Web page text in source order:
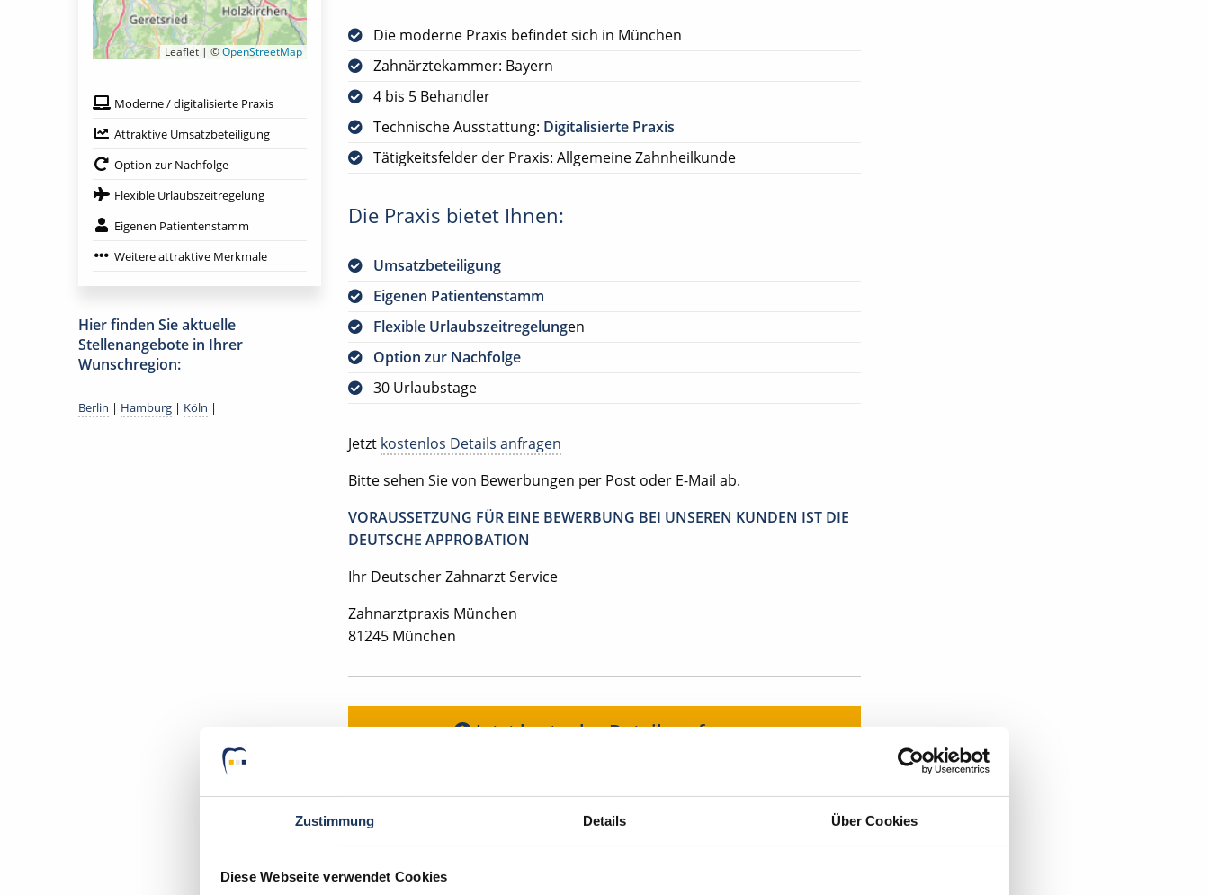
Zustimmung Details Über Cookies
Diese Webseite verwendet Cookies
Die moderne Praxis befindet sich in München
Zahnärztekammer: Bayern
4 bis 5 Behandler
Technische Ausstattung: Digitalisierte Praxis
Tätigkeitsfelder der Praxis: Allgemeine Zahnheilkunde
Die Praxis bietet Ihnen:
Umsatzbeteiligung
Eigenen Patientenstamm
Flexible Urlaubszeitregelungen
Option zur Nachfolge
30 Urlaubstage
Jetzt kostenlos Details anfragen
Bitte sehen Sie von Bewerbungen per Post oder E-Mail ab.
VORAUSSETZUNG FÜR EINE BEWERBUNG BEI UNSEREN KUNDEN IST DIE
DEUTSCHE APPROBATION
Ihr Deutscher Zahnarzt Service
Zahnarztpraxis München
81245 München
Jetzt kostenlos Details anfragen
In wenigen Schritten zu Ihrer Traumstelle - so geht's:
Leaflet | ©OpenStreetMap
Moderne / digitalisierte Praxis
Attraktive Umsatzbeteiligung
Option zur Nachfolge
Flexible Urlaubszeitregelung
Eigenen Patientenstamm
Weitere attraktive Merkmale
Hier finden Sie aktuelle
Stellenangebote in Ihrer
Wunschregion:
Berlin | Hamburg | Köln |